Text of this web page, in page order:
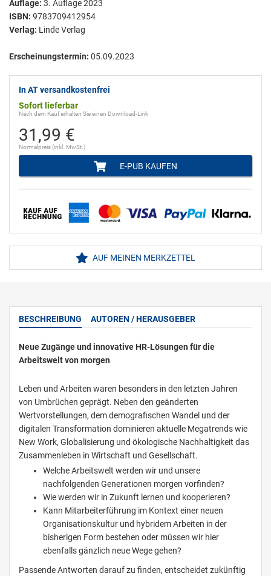
Auflage: 3. Auflage 2023
ISBN: 9783709412954
Verlag: Linde Verlag
Erscheinungstermin: 05.09.2023
In AT versandkostenfrei
Sofort lieferbar
Nach dem Kauf erhalten Sie einen Download-Link
31,99 €
Normalpreis (inkl. MwSt.)
E-PUB KAUFEN
AUF MEINEN MERKZETTEL
BESCHREIBUNG AUTOREN / HERAUSGEBER
Neue Zugänge und innovative HR-Lösungen für die
Arbeitswelt von morgen
Leben und Arbeiten waren besonders in den letzten Jahren
von Umbrüchen geprägt. Neben den geänderten
Wertvorstellungen, dem demografischen Wandel und der
digitalen Transformation dominieren aktuelle Megatrends wie
New Work, Globalisierung und ökologische Nachhaltigkeit das
Zusammenleben in Wirtschaft und Gesellschaft.
Welche Arbeitswelt werden wir und unsere
nachfolgenden Generationen morgen vorfinden?
Wie werden wir in Zukunft lernen und kooperieren?
Kann Mitarbeiterführung im Kontext einer neuen
Organisationskultur und hybridem Arbeiten in der
bisherigen Form bestehen oder müssen wir hier
ebenfalls gänzlich neue Wege gehen?
Passende Antworten darauf zu finden, entscheidet zukünftig